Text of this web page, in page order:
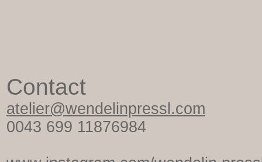
Contact
atelier@wendelinpressl.com
0043 699 11876984